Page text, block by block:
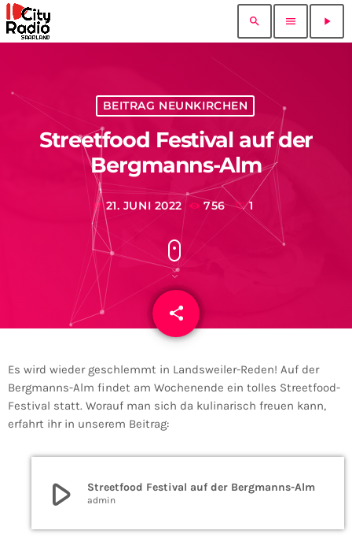
search menu play_arrow
BEITRAG NEUNKIRCHEN
Streetfood Festival auf der
Bergmanns-Alm
today 21. JUNI 2022 756 1
share
email
Es wird wieder geschlemmt in Landsweiler-Reden! Auf der
Bergmanns-Alm findet am Wochenende ein tolles Streetfood-
Festival statt. Worauf man sich da kulinarisch freuen kann,
erfahrt ihr in unserem Beitrag:
play_arrow Streetfood Festival auf der Bergmanns-Alm
admin